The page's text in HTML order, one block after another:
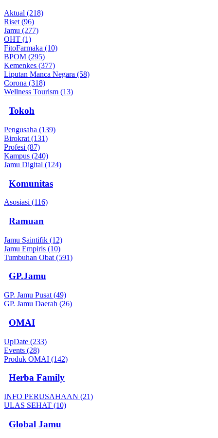
Aktual (218)
Riset (96)
Jamu (277)
OHT (1)
FitoFarmaka (10)
BPOM (295)
Kemenkes (377)
Liputan Manca Negara (58)
Corona (318)
Wellness Tourism (13)
Tokoh
Pengusaha (139)
Birokrat (131)
Profesi (87)
Kampus (240)
Jamu Digital (124)
Komunitas
Asosiasi (116)
Ramuan
Jamu Saintifik (12)
Jamu Empiris (10)
Tumbuhan Obat (591)
GP.Jamu
GP. Jamu Pusat (49)
GP. Jamu Daerah (26)
OMAI
UpDate (233)
Events (28)
Produk OMAI (142)
Herba Family
INFO PERUSAHAAN (21)
ULAS SEHAT (10)
Global Jamu